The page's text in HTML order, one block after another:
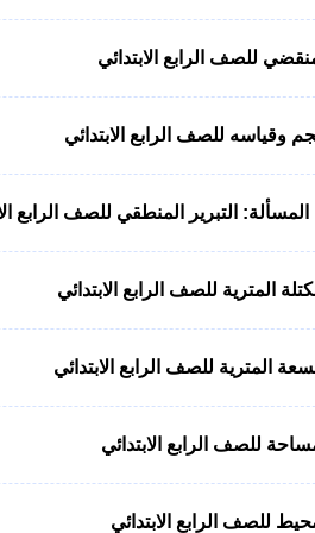
للصف الرابع الابتدائي
وقياسه للصف الرابع الابتدائي
التبرير المنطقي للصف الرابع
المترية للصف الرابع الابتدائي
المترية للصف الرابع الابتدائي
للصف الرابع الابتدائي
للصف الرابع الابتدائي